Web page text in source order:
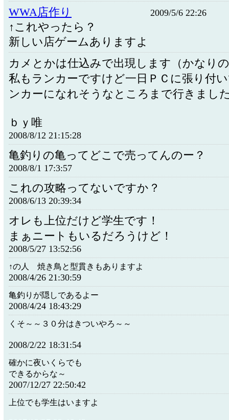
WWA店作り 2009/5/6 22:26
↑これやったら？
新しい店ゲームありますよ
カメとかは仕込みで出現します（かなり
私もランカーですけど一日ＰＣに張り付
ンカーになれそうなところまで行きまし
ｂｙ唯
2008/8/12 21:15:28
亀釣りの亀ってどこで売ってんのー？
2008/8/1 17:3:57
これの攻略ってないですか？
2008/6/13 20:39:34
オレも上位だけど学生です！
まぁニートもいるだろうけど！
2008/5/27 13:52:56
↑の人 焼き鳥と型貫きもありますよ
2008/4/26 21:30:59
亀釣りが隠しであるよー
2008/4/24 18:43:29
くそ～～３０分はきついやろ～～
2008/2/22 18:31:54
確かに夜いくらでも
できるからな～
2007/12/27 22:50:42
上位でも学生はいますよ